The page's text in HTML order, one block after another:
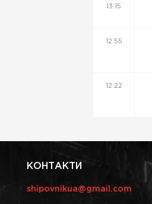
13:15
12:55
12:22
КОНТАКТИ
shipovnikua@gmail.com